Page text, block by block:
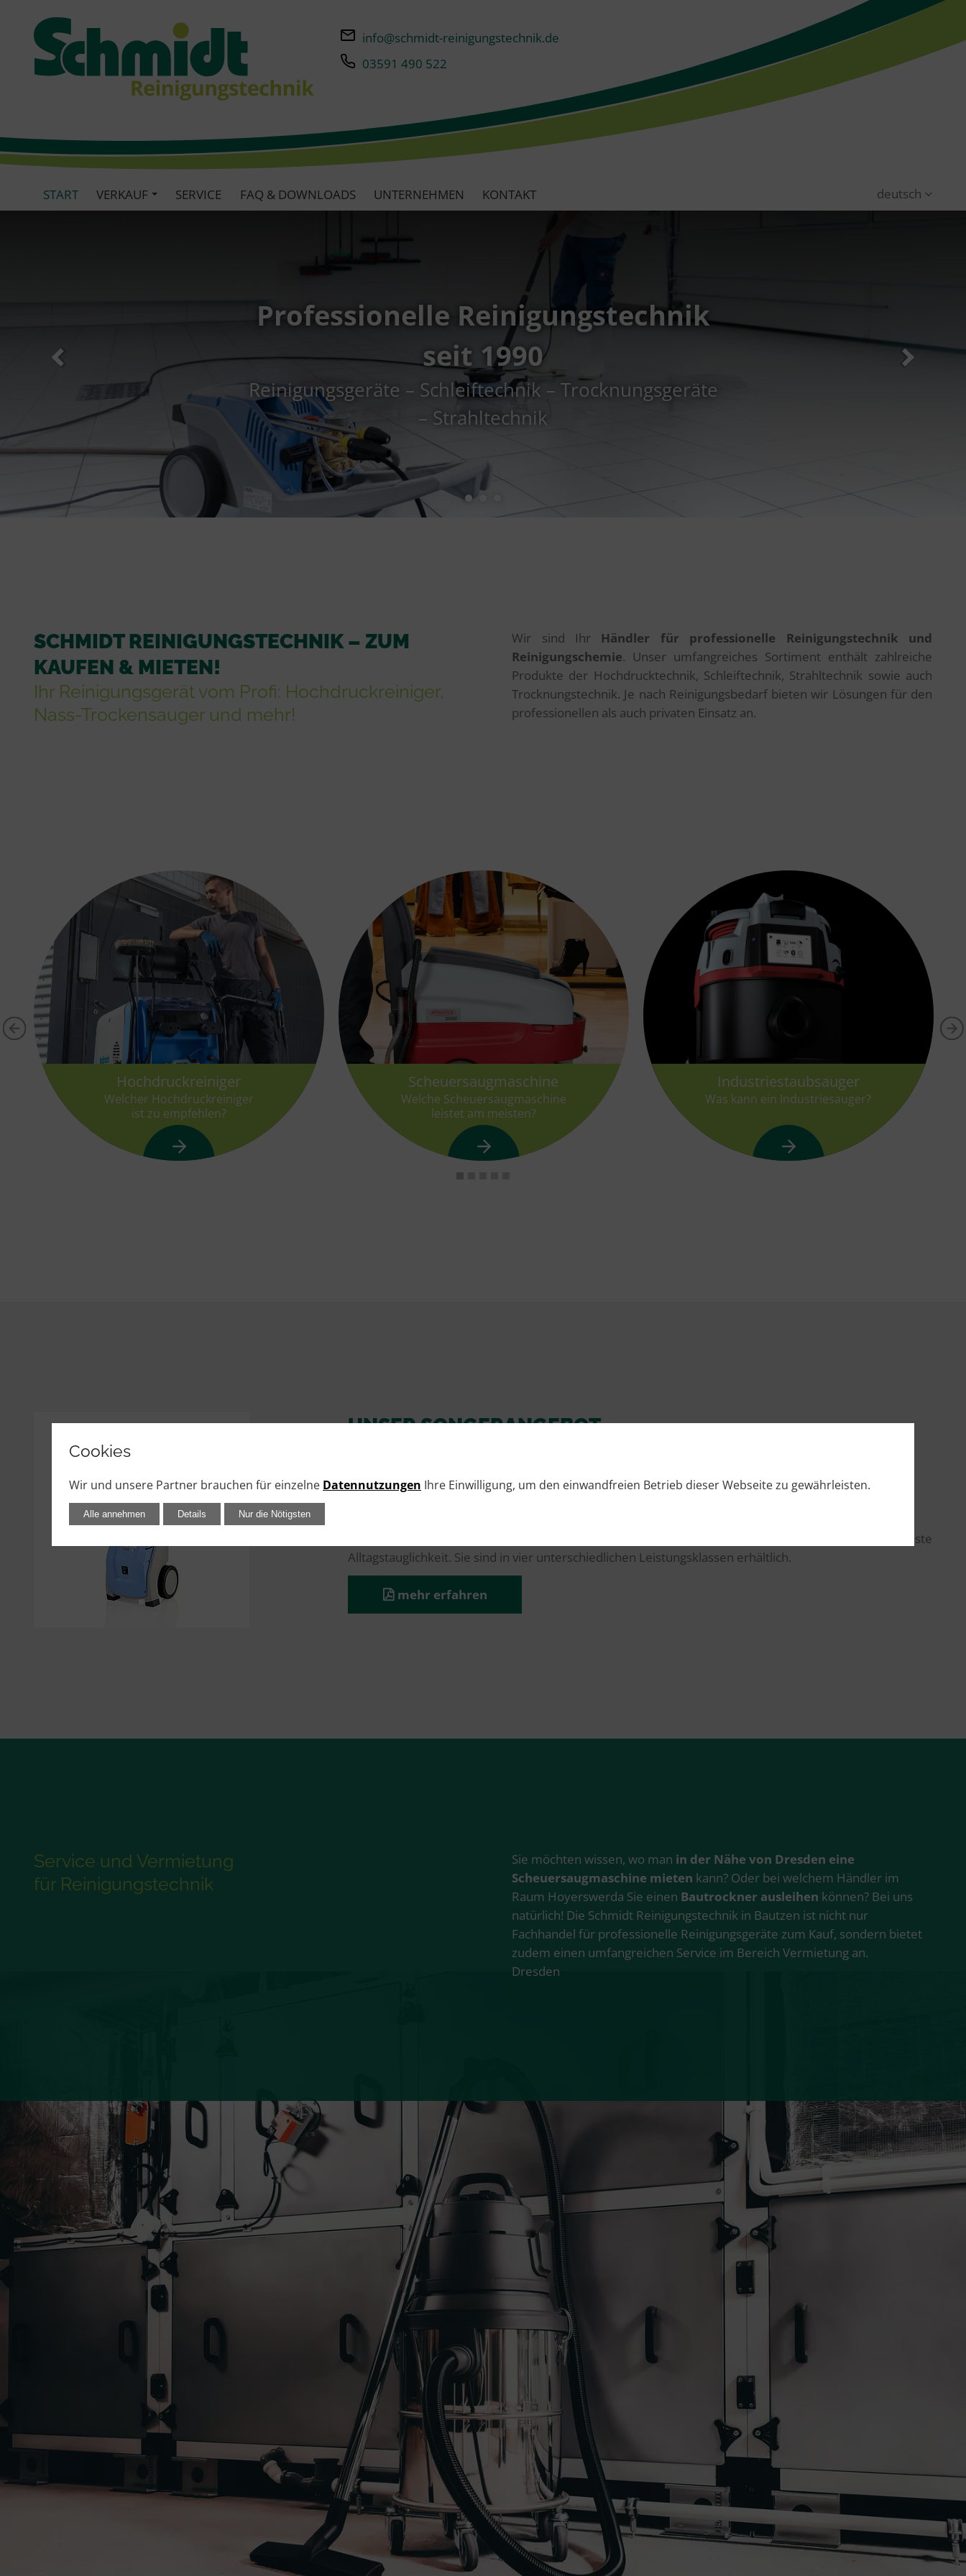
info@schmidt-reinigungstechnik.de
03591 490 522
START VERKAUF SERVICE FAQ & DOWNLOADS UNTERNEHMEN KONTAKT deutsch
Professionelle Reinigungstechnik
seit 1990
Reinigungsgeräte – Schleiftechnik – Trocknungsgeräte
– Strahltechnik
SCHMIDT REINIGUNGSTECHNIK – ZUM
KAUFEN & MIETEN!
Ihr Reinigungsgerät vom Profi: Hochdruckreiniger,
Nass-Trockensauger und mehr!
Wir sind Ihr Händler für professionelle Reinigungstechnik und
Reinigungschemie. Unser umfangreiches Sortiment enthält zahlreiche
Produkte der Hochdrucktechnik, Schleiftechnik, Strahltechnik sowie auch
Trocknungstechnik. Je nach Reinigungsbedarf bieten wir Lösungen für den
professionellen als auch privaten Einsatz an.
Hochdruckreiniger
Welcher Hochdruckreiniger
ist zu empfehlen?
Scheuersaugmaschine
Welche Scheuersaugmaschine
leistet am meisten?
Industriestaubsauger
Was kann ein Industriesauger?
UNSER SONGERANGEBOT
Kränzle K 1050 P
Die Kränzle Hochdruckreiniger überzeugen durch ihre handliche, kompakte Bauform und ihre robuste
Alltagstauglichkeit. Sie sind in vier unterschiedlichen Leistungsklassen erhältlich.
mehr erfahren
Service und Vermietung
für Reinigungstechnik
Sie möchten wissen, wo man in der Nähe von Dresden eine
Scheuersaugmaschine mieten kann? Oder bei welchem Händler im
Raum Hoyerswerda Sie einen Bautrockner ausleihen können? Bei uns
natürlich! Die Schmidt Reinigungstechnik in Bautzen ist nicht nur
Fachhandel für professionelle Reinigungsgeräte zum Kauf, sondern bietet
zudem einen umfangreichen Service im Bereich Vermietung an.
Dresden
Cookies
Wir und unsere Partner brauchen für einzelne Datennutzungen Ihre Einwilligung, um den einwandfreien Betrieb dieser Webseite zu gewährleisten.
Alle annehmen Details Nur die Nötigsten